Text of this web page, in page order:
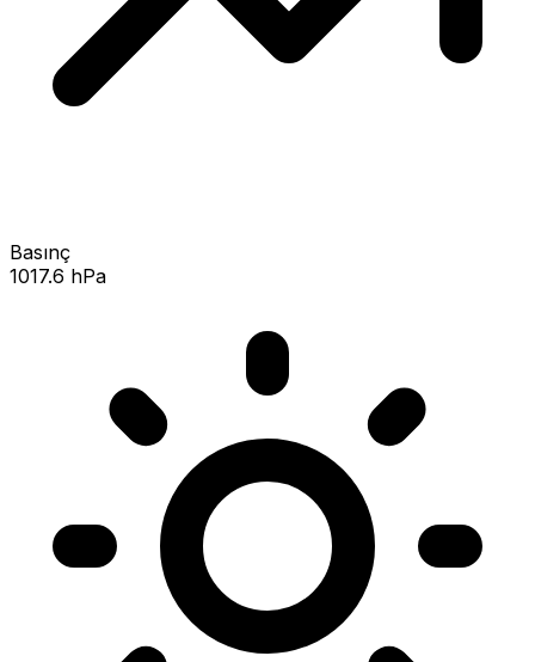
Basınç
1017.6 hPa